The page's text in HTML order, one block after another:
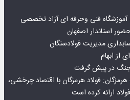
آموزشگاه فنی وحرفه ای آزاد تخصصی
استاندار اصفهان
مدیریت فولادسنگان
از ابهام
جنگ در پیش گرفت
فولاد هرمزگان با اقتصاد چرخشی،
ارائه کرده است